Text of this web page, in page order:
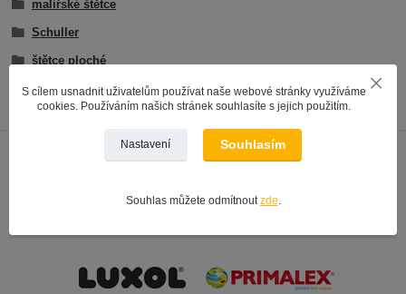
malířské štětce
Schuller
štětce ploché
S cílem usnadnit uživatelům používat naše webové stránky využíváme
cookies. Používáním našich stránek souhlasíte s jejich použitím.
Nastavení Souhlasím
Souhlas můžete odmítnout zde